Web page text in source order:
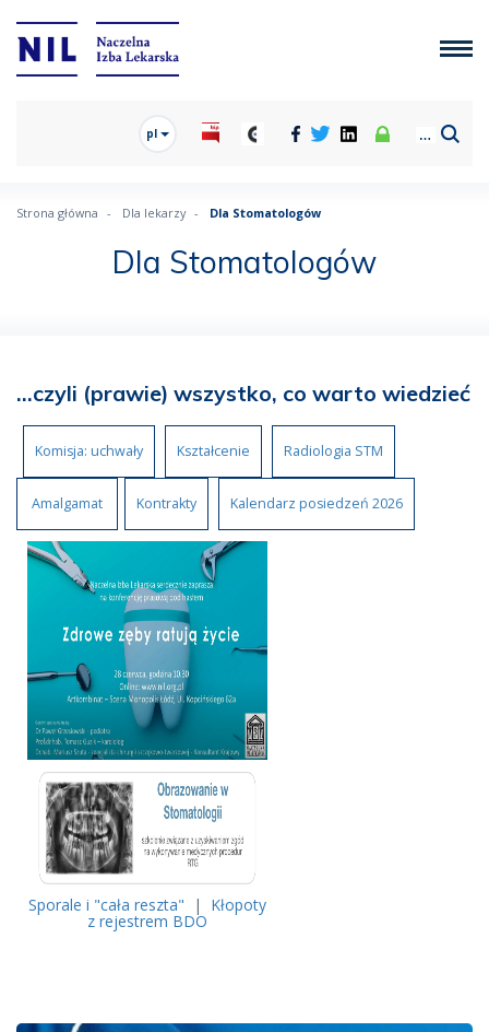
pl
Strona główna Dla lekarzy Dla Stomatologów
Dla Stomatologów
...czyli (prawie) wszystko, co warto wiedzieć
Komisja: uchwały Kształcenie Radiologia STM
Amalgamat Kontrakty Kalendarz posiedzeń 2026
Sporale i "cała reszta" | Kłopoty
z rejestrem BDO